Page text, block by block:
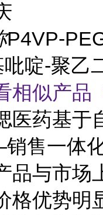
P4VP-
啶-聚乙
相似产品
医药基于
售一体
品与市场
格优势明